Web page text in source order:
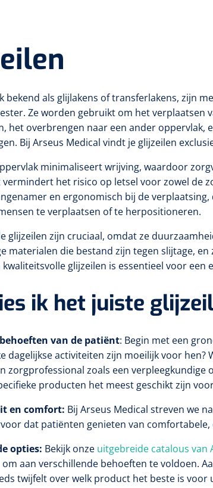
bekend als glijlakens of transferlakens, zijn
Ze worden gebruikt om het verplaatsen
het overbrengen naar een ander
Bij Arseus Medical vindt je glijzeilen
minimaliseert wrijving, waardoor
vermindert het risico op letsel voor zowel de
en ergonomisch bij de
te verplaatsen of te herpositioneren.
glijzeilen zijn cruciaal, omdat ze
materialen die bestand zijn tegen slijtage,
glijzeilen is essentieel voor een
ik het juiste
van de patiënt: Begin met een
dagelijkse activiteiten zijn moeilijk voor
zorgprofessional zoals een
producten het meest geschikt zijn
en comfort: Bij Arseus Medical streven we
dat patiënten genieten van
opties: Bekijk onze uitgebreide catalous van
om aan verschillende behoeften te voldoen.
twijfelt over welk product het beste is